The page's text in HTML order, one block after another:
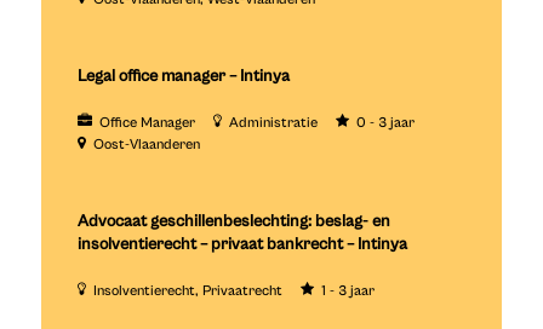
Legal office manager – Intinya
Office Manager Administratie
0 - 3 jaar
Oost-Vlaanderen
Advocaat geschillenbeslechting: beslag- en
insolventierecht – privaat bankrecht – Intinya
Insolventierecht Privaatrecht 1 - 3 jaar